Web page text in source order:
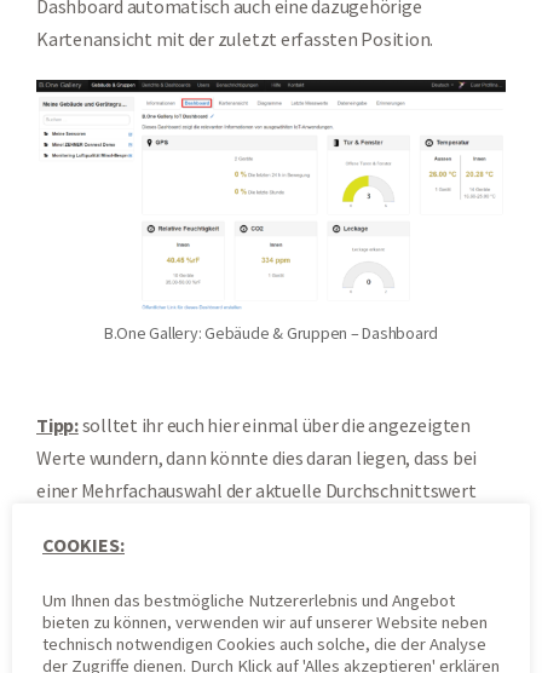
Dashboard automatisch auch eine dazugehörige
Kartenansicht mit der zuletzt erfassten Position.
B.One Gallery: Gebäude & Gruppen – Dashboard
Tipp:solltet ihr euch hier einmal über die angezeigten
Werte wundern, dann könnte dies daran liegen, dass bei
einer Mehrfachauswahl der aktuelle Durchschnittswert
Reiter „Kartenansicht“
In der „Kartenansicht “ findet ihr, sofern ihr Sensoren
COOKIES:
Um Ihnen das bestmögliche Nutzererlebnis und Angebot
bieten zu können, verwenden wir auf unserer Website neben
technisch notwendigen Cookies auch solche, die der Analyse
der Zugriffe dienen. Durch Klick auf 'Alles akzeptieren' erklären